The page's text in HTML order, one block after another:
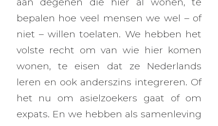
bepalen hoe veel mensen we wel – of
niet – willen toelaten. We hebben het
volste recht om van wie hier komen
wonen, te eisen dat ze Nederlands
leren en ook anderszins integreren. Of
het nu om asielzoekers gaat of om
expats. En we hebben als samenleving